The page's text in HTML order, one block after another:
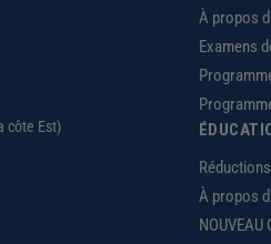
côte Est)
À propos
Examens
À propos